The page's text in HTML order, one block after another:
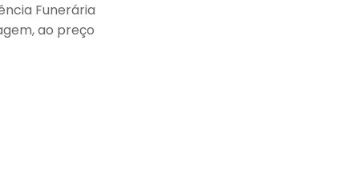
Funerária
ao preço